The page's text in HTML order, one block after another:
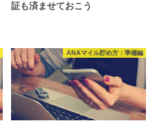
証も済ませておこう
ANAマイル貯め方：準備編